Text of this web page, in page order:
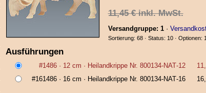
11,45 €inkl. MwSt.
Versandgruppe: 1·
Sortierung: 68 · Status: 10 · Optionen:
Ausführungen
#1486· 12 cm · Heilandkrippe Nr. 800134‑NAT‑12
#161486· 16 cm · Heilandkrippe Nr. 800134‑NAT‑16